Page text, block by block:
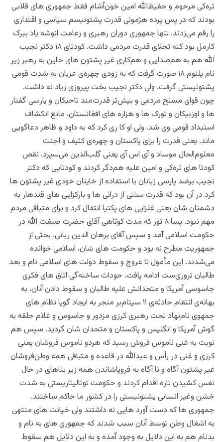
تره‌کی مرحوم و حفیظ‌الله امین خون‌آشام فقط جمهوری های قلابی
بودند که در پس پرده هژمونی قدرت پشتونیسم سیاسی و اقتداری
را رقم می‌زدند.‌ تنها جمهوری دوران رهبری و زعامت انوشه یاد ببرک
کارمل بود کنه تجلای قدرت مردمی داشت. کودتای ۱۸ دکتر نجیب
الله هم به هم‌صدایی و هم‌کاری غیر پشتون های خاین به رهبر زیر
نام پلنوم ۱۸ صورت گرفت که به زودی چهره‌ی عریان به شدت قومی
پشتونیستی گرفت. ولی دکتر نجیب بخت پیروزی زیاد نه داشت.
چون قوای مسلح مردمی و بیش‌تر قدرت‌مند تاحیکان و پارسی گفتار
ها و اوزبیکان و تورک ها و هزاره های افغانستان، مانع انکشاف
استبداد قومی وی شد. ولی او کا ری کرد که به داود و ظاهر دعا‌گویی
ماند. یعنی قدرت را برای پاکستان و چهره‌ی کثیف و اجنت
معلوم‌الحال موساد و آی اس آی یعنی گلب‌الدین می‌سپرد. نقص
کودتا های تره‌کی و امین علیه هم‌دگر کردند و کودتایی که دکتر
نجیب برضد پارسی زبانان با استفاده از خاینان خودی غیر پشتون ها
کرد در آن بود که قدرت سنتی از درانی ها و بارکزایی های قندهار به
دشمنان شان یعنی غلزایی های پکتیا انتقال کرد و برای متباقی مردم
مهم نبود.‌ پسا ۸ ثور که مدت کوتاهی آقای حضرت صبغت الله در
حکومت اسلامی آمد و سپس آقای برهان الدین ربانی. بحثی از
جمهوریت مطرح نه بود و حکومت های شان، اسلامی خوانده
می‌شدند. این مأمول تا عروج و سقوط دولت های اسلامی نام و بعد
طالبان تروری‌ست ادامه یافت. حوداث ساخته‌‌گی اتاق های فکری
جاسوسی آمریکا و متحدانش علیه طالبان و سقوط دادن آنان، به
بهانه‌ی انتقام حادثه‌ی ۱۱ سپتام‌بر منجر به ایجاد گویا نظام های
جمهوی نام‌نهاد تحت رهبری کرزی مزدور و جاسوس و غلام حلقه به
گوش آمریکا و انگلیس و پاکستان و متحدان شان گردید. سپس هم
نوبت به غنی ناموس فروش رسید که هردو ناموس فروشان یعنی
کرزی و غنی در رأس و عبدالله در قاعده و متباقی همه وطن‌فروشان
غیر پشتون آگاه و نا آگاه به فروپاشاندن همه زیر بناهای در حال
نفس کشیدن تازه اقدام کردند و حکومت توتالیتاریستی به شدت
خشن وغیر انسانی پشتونیستی را در کشور ما حاکم ساختند.
جمهوری ها که دست آورد هایی نه داشتند ولی خیانت های منتهی
به اشغال وطن توسط آنان سبب شدند که جمهوری های به نام و
بدنام هم به این دلایل به وجود آمده و به این دلایل هم سقوط